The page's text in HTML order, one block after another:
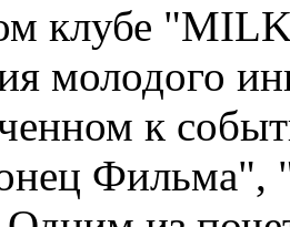
клубе
молодого
к
Фильма",